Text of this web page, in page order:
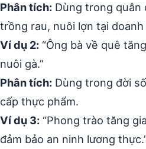
Phân tích: Dùng trong quân
trồng rau, nuôi lợn tại doanh
Ví dụ 2: “Ông bà về quê
nuôi gà.”
Phân tích: Dùng trong đời
cấp thực phẩm.
Ví dụ 3: “Phong trào tăng
đảm bảo an ninh lương